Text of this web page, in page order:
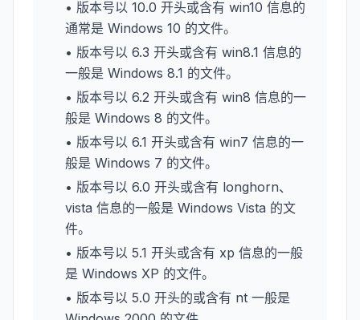
• 版本号以 10.0 开头或含有 win10 信息的
通常是 Windows 10 的文件。
• 版本号以 6.3 开头或含有 win8.1 信息的
一般是 Windows 8.1 的文件。
• 版本号以 6.2 开头或含有 win8 信息的一
般是 Windows 8 的文件。
• 版本号以 6.1 开头或含有 win7 信息的一
般是 Windows 7 的文件。
• 版本号以 6.0 开头或含有 longhorn、
vista 信息的一般是 Windows Vista 的文
件。
• 版本号以 5.1 开头或含有 xp 信息的一般
是 Windows XP 的文件。
• 版本号以 5.0 开头的或含有 nt 一般是